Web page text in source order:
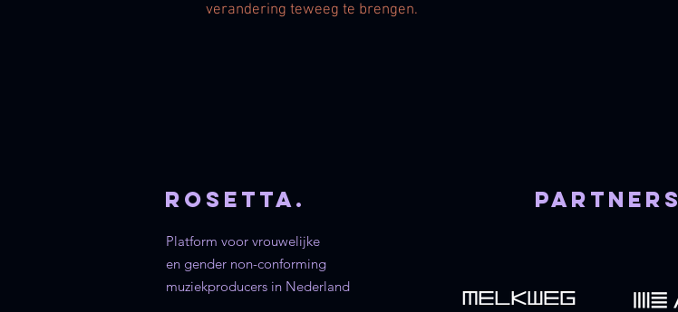
verandering teweeg te brengen.
rosetta. partners
Platform voor vrouwelijke
en gender non-conforming
muziekproducers in Nederland